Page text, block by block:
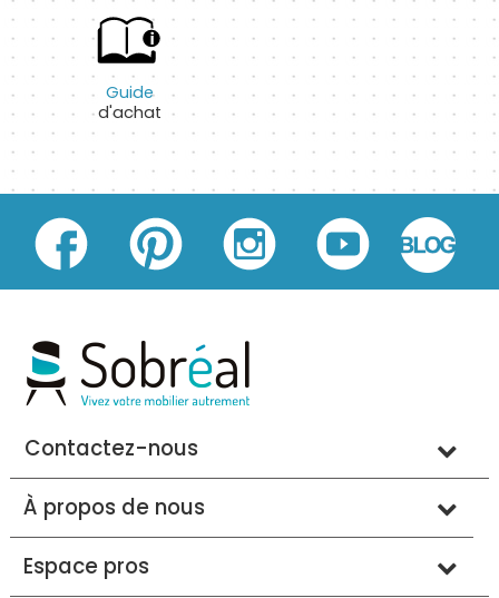
Guide
d'achat
Contactez-nous
À propos de nous
Espace pros